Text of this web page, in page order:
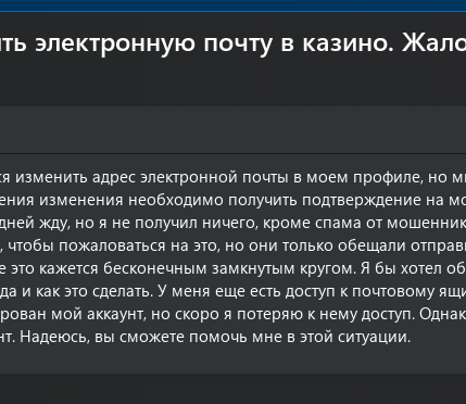
электронную почту в казино.
изменить адрес электронной почты в моем профиле, но
изменения необходимо получить подтверждение на
жду, но я не получил ничего, кроме спама от
чтобы пожаловаться на это, но они только обещали
это кажется бесконечным замкнутым кругом. Я бы хотел
и как это сделать. У меня еще есть доступ к почтовому
мой аккаунт, но скоро я потеряю к нему доступ.
Надеюсь, вы сможете помочь мне в этой ситуации.